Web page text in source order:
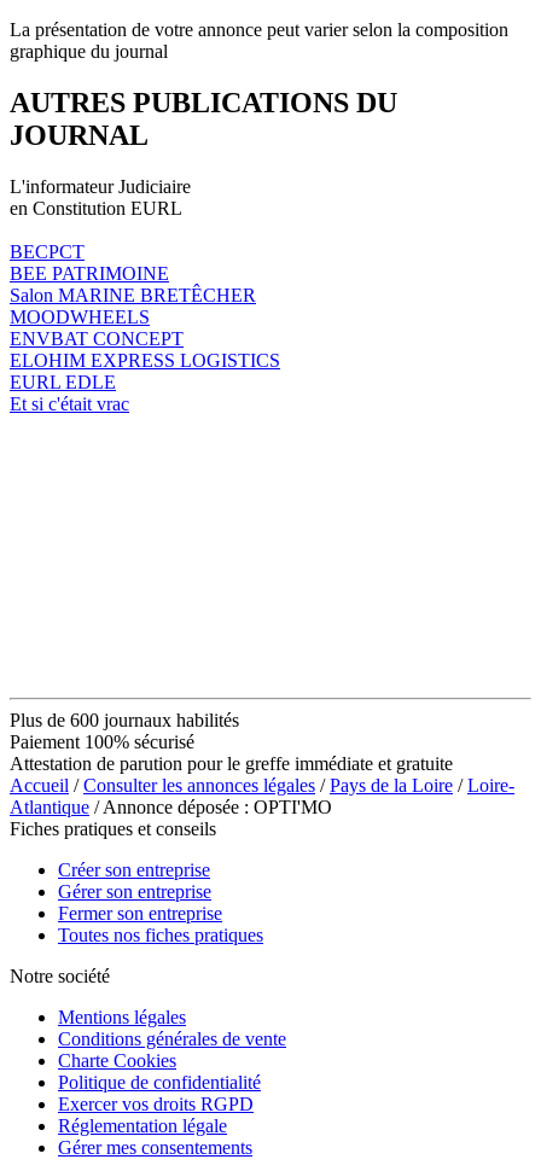
La présentation de votre annonce peut varier selon la composition
graphique du journal
AUTRES PUBLICATIONS DU
JOURNAL
L'informateur Judiciaire
en Constitution EURL
BECPCT
BEE PATRIMOINE
Salon MARINE BRETÊCHER
MOODWHEELS
ENVBAT CONCEPT
ELOHIM EXPRESS LOGISTICS
EURL EDLE
Et si c'était vrac
Plus de 600 journaux habilités
Paiement 100% sécurisé
Attestation de parution pour le greffe immédiate et gratuite
Accueil /Consulter les annonces légales /Pays de la Loire /Loire-
Atlantique / Annonce déposée : OPTI'MO
Fiches pratiques et conseils
Créer son entreprise
Gérer son entreprise
Fermer son entreprise
Toutes nos fiches pratiques
Notre société
Mentions légales
Conditions générales de vente
Charte Cookies
Politique de confidentialité
Exercer vos droits RGPD
Réglementation légale
Gérer mes consentements